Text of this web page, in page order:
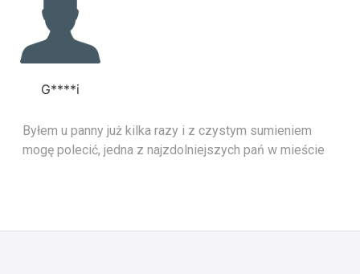
G****i
Byłem u panny już kilka razy i z czystym sumieniem
mogę polecić, jedna z najzdolniejszych pań w mieście